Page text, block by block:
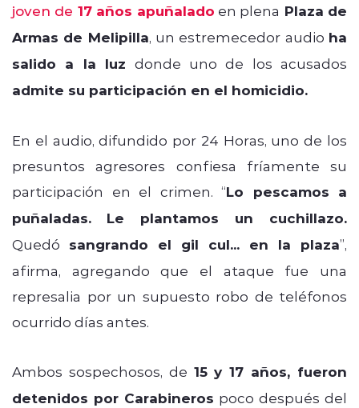
joven de 17 años apuñalado en plena Plaza de
Armas de Melipilla, un estremecedor audio ha
salido a la luz donde uno de los acusados
admite su participación en el homicidio.
En el audio, difundido por 24 Horas, uno de los
presuntos agresores confiesa fríamente su
participación en el crimen. “Lo pescamos a
puñaladas.
Le plantamos un cuchillazo.
Quedó sangrando el gil cul... en la plaza”,
afirma, agregando que el ataque fue una
represalia por un supuesto robo de teléfonos
ocurrido días antes.
Ambos sospechosos, de 15 y 17 años, fueron
detenidos por Carabineros poco después del